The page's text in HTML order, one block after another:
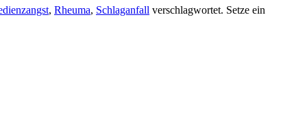
, Rheuma, Schlaganfall verschlagwortet. Setze ein